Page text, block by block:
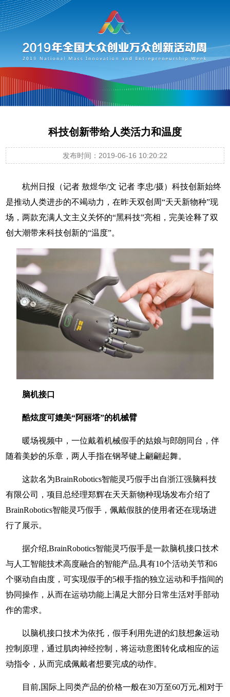
科技创新带给人类活力和温度
发布时间：2019-06-16 10:20:22
杭州日报（记者 敖煜华/文 记者 李忠/摄）科技创新始终
是推动人类进步的不竭动力，在昨天双创周“天天新物种”现
场，两款充满人文主义关怀的“黑科技”亮相，完美诠释了双
创大潮带来科技创新的“温度”。
脑机接口
酷炫度可媲美“阿丽塔”的机械臂
暖场视频中，一位戴着机械假手的姑娘与郎朗同台，伴
随着美妙的乐章，两人手指在钢琴键上翩翩起舞。
这款名为BrainRobotics智能灵巧假手出自浙江强脑科技
有限公司，项目总经理郑辉在天天新物种现场发布介绍了
BrainRobotics智能灵巧假手，佩戴假肢的使用者还在现场进
行了展示。
据介绍,BrainRobotics智能灵巧假手是一款脑机接口技术
与人工智能技术高度融合的智能产品,具有10个活动关节和6
个驱动自由度，可实现假手的5根手指的独立运动和手指间的
协同操作，从而在运动功能上满足大部分日常生活对手部动
作的需求。
以脑机接口技术为依托，假手利用先进的幻肢想象运动
控制原理，通过肌肉神经控制，将运动意图转化成相应的运
动指令，从而完成佩戴者想要完成的动作。
目前,国际上同类产品的价格一般在30万至60万元,相对于